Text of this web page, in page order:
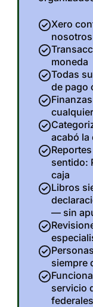
Xero
moneda
Todas
de pago
acabó la
sentido:
caja
Libros
— sin
siempre
servicio
federales